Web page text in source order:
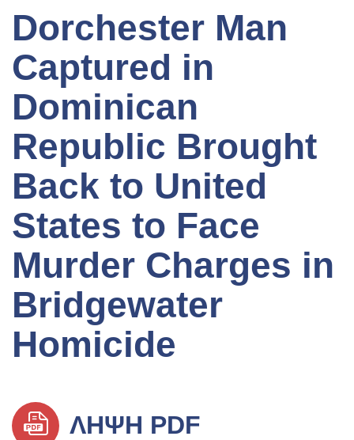
Dorchester Man
Captured in
Dominican
Republic Brought
Back to United
States to Face
Murder Charges in
Bridgewater
Homicide
ΛΉΨΗ PDF